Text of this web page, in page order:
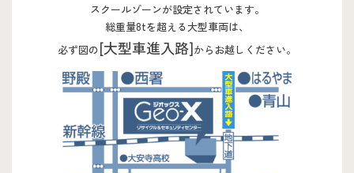
スクールゾーンが設定されています。
総重量8tを超える大型車両は、
必ず図の[大型車進入路]からお越しください。